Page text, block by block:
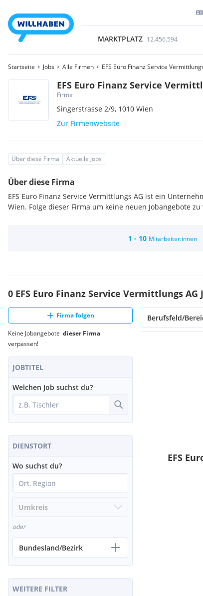
MARKTPLATZ 12.456.594
Startseite Jobs Alle Firmen EFS Euro Finanz Service
EFS Euro Finanz Service
Firma
Singerstrasse 2/9, 1010Wien
Zur Firmenwebsite
Über diese Firma Aktuelle Jobs
Über diese Firma
EFS Euro Finanz Service Vermittlungs AG ist ein
Wien. Folge dieser Firma um keine neuen Jobangebote zu
1 - 10 Mitarbeiter:innen
0 EFS Euro Finanz Service Vermittlungs AG
Firma folgen
Keine Jobangebote dieser Firma
verpassen!
JOBTITEL
Welchen Job suchst du?
DIENSTORT
Wo suchst du?
oder
Bundesland/Bezirk
WEITERE FILTER
Berufsfeld/
EFS